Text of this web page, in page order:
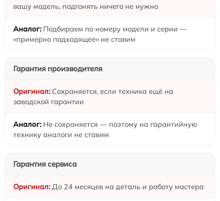
вашу модель, подгонять ничего не нужно
Подбираем по номеру модели и серии —
«примерно подходящее» не ставим
Гарантия производителя
Сохраняется, если техника ещё на
заводской гарантии
Не сохраняется — поэтому на гарантийную
технику аналоги не ставим
Гарантия сервиса
До 24 месяцев на деталь и работу мастера